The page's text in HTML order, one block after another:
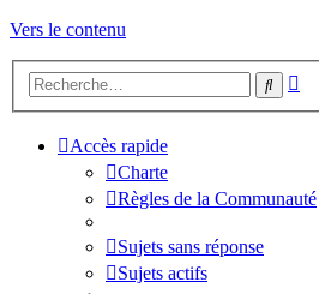
Vers le contenu
Accès rapide
Charte
Règles de la Communauté
Sujets sans réponse
Sujets actifs